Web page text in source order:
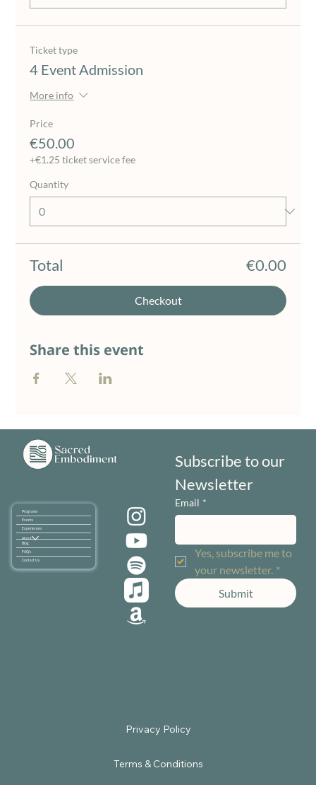
Ticket type
4 Event Admission
More info
Price
€50.00
+€1.25 ticket service fee
Quantity
Total €0.00
Checkout
Share this event
Programs
Events
Experiences
About
Blog
FAQ's
Contact Us
Subscribe to our
Newsletter
Email *
Yes, subscribe me to
your newsletter. *
Submit
Terms & Conditions